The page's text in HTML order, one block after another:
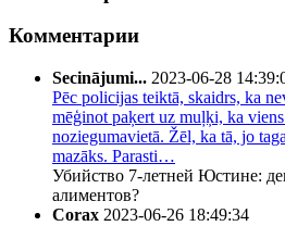
Комментарии
Secinājumi... 2023-06-28
Pēc policijas teiktā, skaidrs, ka
mēģinot paķert uz muļķi, ka
noziegumavietā. Žēl, ka tā, jo
mazāks. Parasti…
Убийство 7-летней Юстине:
алиментов?
Corax 2023-06-26 18:49:34